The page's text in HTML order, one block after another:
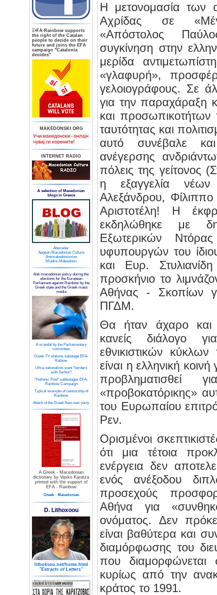
Ξ•FA-Rainbow supports
the right of the Catalan
people to decide on their
future and joins the EFA
campaign "Catalonia
decides"
MAKEDONSKI.ORG
INTERNET RADIO
A selection of Macedonian
blogs in Greece
Abecedar
Aegean Macedonian Culture
Antimakedonismos
Mladini-Makedonci
Anti-macedonian policy during the
elections for the European
Parliament against Rainbow by the
Greek state and the Greek mass
media
A scandal by the Parliamentary
committee
Greek TV stations sabotage EFA-
Raibow
Ultra-nationalists want "borders
with Serbia"!
"Hellenic Post" sabbotages EFA-
Rainbow Campaign
Typical example of censorship of
Rainbow
Attack of the Greek Neo-nazi party
A Greek - Macedonian
dictionary by Vasko Karatza
printed with the support of
EFA - Rainbow
Greek Macedonian
D. Lithoxoou
lithoksou.net/home.html
"Extracts of Letters"
Η μετονομασία των
Αχρίδας σε
«Απόστολος
συγκίνηση στην
μερίδα
«γλαφυρή»,
γελοιογράφους. Σε
για την παραχάραξη
και προσωπικοτήτων
ταυτότητας και
αυτό συνέβαλε
ανέγερσης
πόλεις της γείτονος
η εξαγγελία
Αλεξάνδρου, Φίλιππο
Αριστοτέλη! Η
εκδηλώθηκε με
Εξωτερικών
υφυπουργών του
και Ευρ.
προσκήνιο το
Αθήνας - Σκοπίων
ΠΓΔΜ.
Θα ήταν άχαρο και
κανείς διάλογο
εθνικιστικών
είναι η ελληνική
προβληματισθεί
«προβοκατόρικης»
του Ευρωπαίου
Ρεν.
Ορισμένοι
ότι μια τέτοια
ενέργεια δεν
ενός ανέξοδου
προσεχούς
Αθήνα για
ονόματος. Δεν
είναι βαθύτερα και
διαμόρφωσης του
που διαμορφώνεται
κυρίως από την
κράτος το 1991.